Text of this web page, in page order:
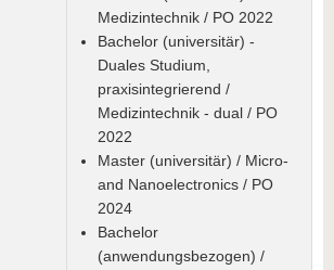
Medizintechnik / PO 2022
Bachelor (universitär) -
Duales Studium,
praxisintegrierend /
Medizintechnik - dual / PO
2022
Master (universitär) / Micro-
and Nanoelectronics / PO
2024
Bachelor
(anwendungsbezogen) /